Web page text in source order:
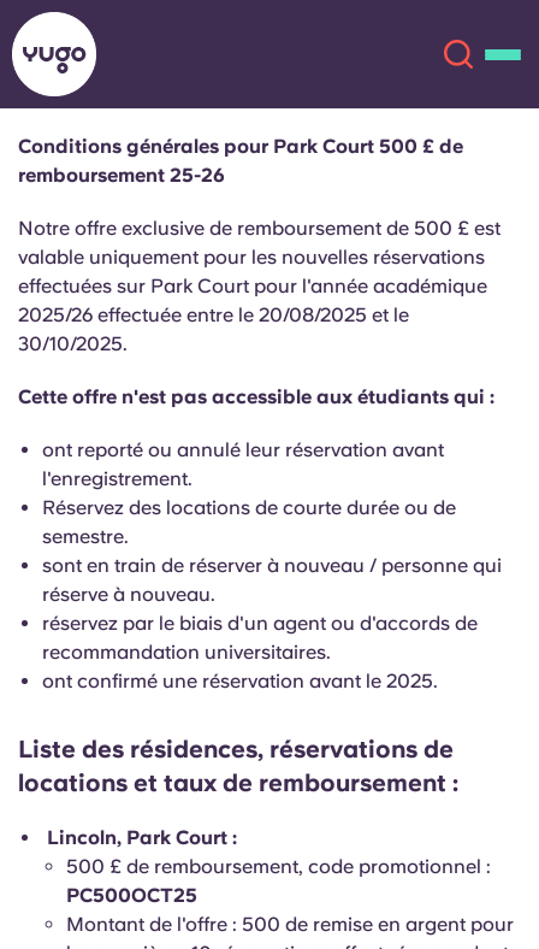
À propos
Lieux
Plus
Compte Langue
English (US)
Chinese
Español
Sélectionnez un pays
Sélectionnez une ville
Choisissez une résidence
Réservez maintenant
English (GB)
English (US)
Chinese Español
Italian French
Portuguese
Conditions générales pour Park Court 500 £ de
remboursement 25-26
Notre offre exclusive de remboursement de 500 £ est
valable uniquement pour les nouvelles réservations
effectuées sur Park Court pour l'année académique
2025/26 effectuée entre le 20/08/2025 et le
30/10/2025.
Cette offre n'est pas accessible aux étudiants qui :
ont reporté ou annulé leur réservation avant
l'enregistrement.
Réservez des locations de courte durée ou de
semestre.
sont en train de réserver à nouveau / personne qui
réserve à nouveau.
réservez par le biais d'un agent ou d'accords de
recommandation universitaires.
ont confirmé une réservation avant le 2025.
Liste des résidences, réservations de
locations et taux de remboursement :
Lincoln, Park Court :
500 £ de remboursement, code promotionnel :
PC500OCT25
Montant de l'offre : 500 de remise en argent pour